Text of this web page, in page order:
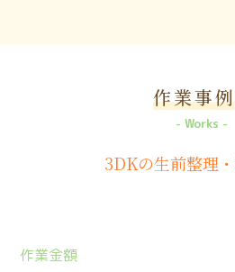
作業事例
Works
3DKの生前整理
作業金額